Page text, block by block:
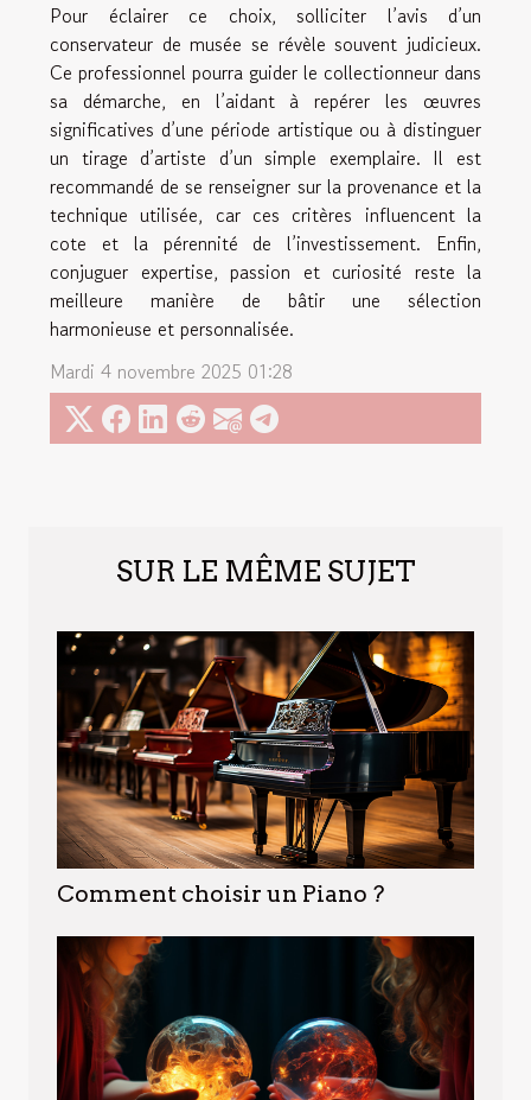
Pour éclairer ce choix, solliciter l’avis d’un
conservateur de musée se révèle souvent judicieux.
Ce professionnel pourra guider le collectionneur dans
sa démarche, en l’aidant à repérer les œuvres
significatives d’une période artistique ou à distinguer
un tirage d’artiste d’un simple exemplaire. Il est
recommandé de se renseigner sur la provenance et la
technique utilisée, car ces critères influencent la
cote et la pérennité de l’investissement. Enfin,
conjuguer expertise, passion et curiosité reste la
meilleure manière de bâtir une sélection
harmonieuse et personnalisée.
Mardi 4 novembre 2025 01:28
SUR LE MÊME SUJET
Comment choisir un Piano ?